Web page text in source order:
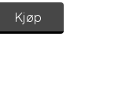
Kjøp